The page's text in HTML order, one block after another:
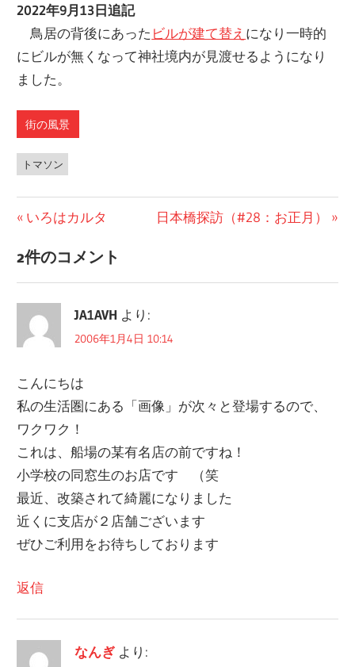
2022年9月13日追記
鳥居の背後にあった ビルが建て替え になり一時的
にビルが無くなって神社境内が見渡せるようになり
ました。
街の風景
トマソン
稿
ナ
ビ
ー
シ
ョ
ン
前
投
稿:
いろはカルタ
次
稿:
日本橋探訪（#28：お正月）
2件のコメント
JA1AVH より:
2006年1月4日 10:14
こんにちは
私の生活圏にある「画像」が次々と登場するので、
ワクワク！
これは、船場の某有名店の前ですね！
小学校の同窓生のお店です （笑
最近、改築されて綺麗になりました
近くに支店が２店舗ございます
ぜひご利用をお待ちしております
返信
なんぎ より: